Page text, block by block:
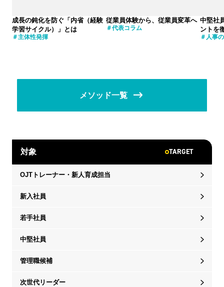
成長の鈍化を防ぐ「内省（経験
学習サイクル）」とは
主体性発揮
従業員体験から、従業員変革へ
代表コラム
中堅社
ントを
人事
メソッド一覧
対象 TARGET
OJTトレーナー・新人育成担当
新入社員
若手社員
中堅社員
管理職候補
次世代リーダー